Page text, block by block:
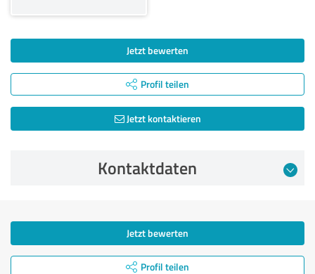
Jetzt bewerten
Profil teilen
Jetzt kontaktieren
Kontaktdaten
Jetzt bewerten
Profil teilen